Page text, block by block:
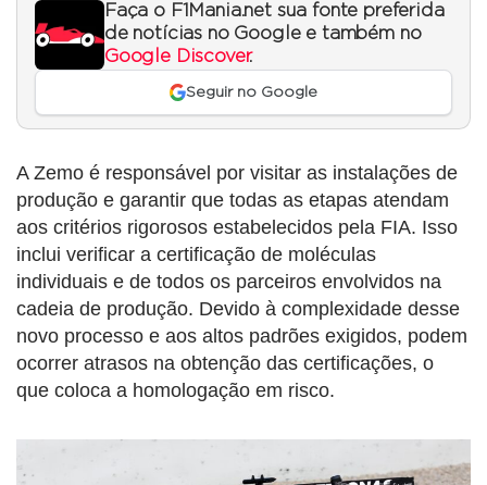
Faça o F1Mania.net sua fonte preferida
de notícias no Google e também no
Google Discover.
Seguir no Google
A Zemo é responsável por visitar as instalações de
produção e garantir que todas as etapas atendam
aos critérios rigorosos estabelecidos pela FIA. Isso
inclui verificar a certificação de moléculas
individuais e de todos os parceiros envolvidos na
cadeia de produção. Devido à complexidade desse
novo processo e aos altos padrões exigidos, podem
ocorrer atrasos na obtenção das certificações, o
que coloca a homologação em risco.